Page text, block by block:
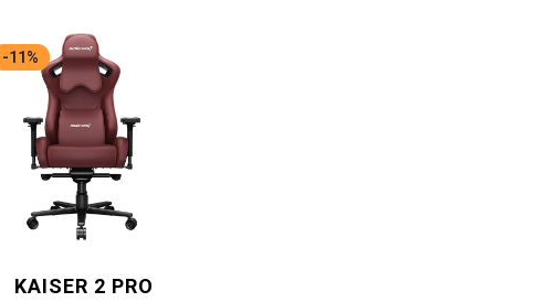
-11%
KAISER 2 PRO